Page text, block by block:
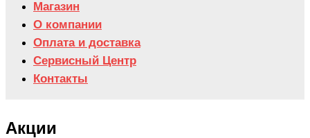
Магазин
О компании
Оплата и доставка
Сервисный Центр
Контакты
Акции